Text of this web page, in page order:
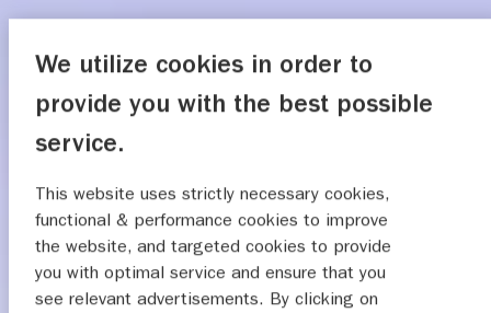
We utilize cookies in order to
provide you with the best possible
service.
This website uses strictly necessary cookies,
functional & performance cookies to improve
the website, and targeted cookies to provide
you with optimal service and ensure that you
see relevant advertisements. By clicking on